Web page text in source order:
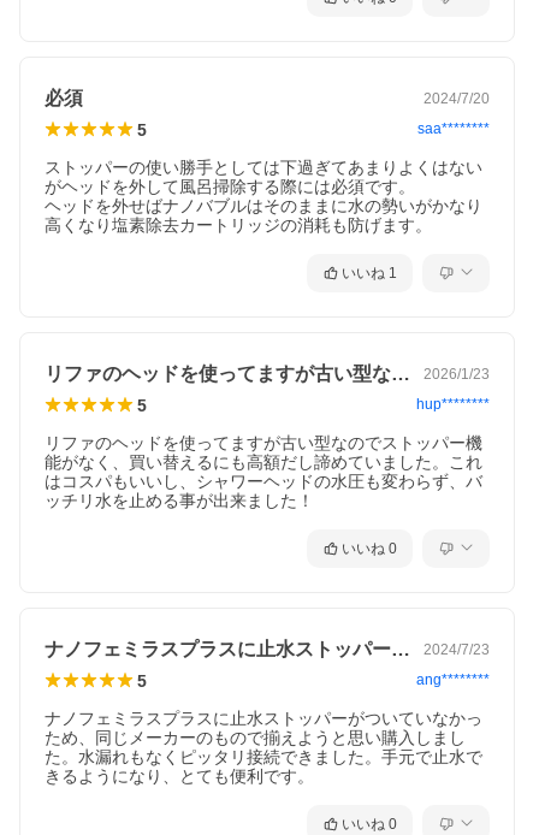
必須 2024/7/20
5 saa********
ストッパーの使い勝手としては下過ぎてあまりよくはない
がヘッドを外して風呂掃除する際には必須です。
ヘッドを外せばナノバブルはそのままに水の勢いがかなり
高くなり塩素除去カートリッジの消耗も防げます。
いいね 1
リファのヘッドを使ってますが古い型なの… 2026/1/23
5 hup********
リファのヘッドを使ってますが古い型なのでストッパー機
能がなく、買い替えるにも高額だし諦めていました。これ
はコスパもいいし、シャワーヘッドの水圧も変わらず、バ
ッチリ水を止める事が出来ました！
いいね 0
ナノフェミラスプラスに止水ストッパーが… 2024/7/23
5 ang********
ナノフェミラスプラスに止水ストッパーがついていなかっ
ため、同じメーカーのもので揃えようと思い購入しまし
た。水漏れもなくピッタリ接続できました。手元で止水で
きるようになり、とても便利です。
いいね 0